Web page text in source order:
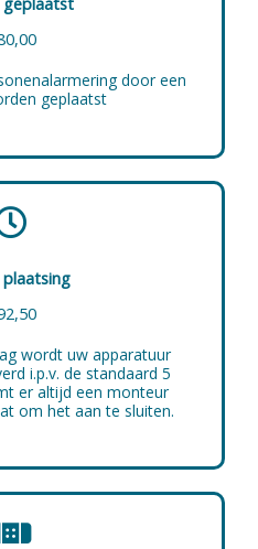
door een
geplaatst
wordt uw apparatuur
i.p.v. de standaard 5
er altijd een monteur
om het aan te sluiten.